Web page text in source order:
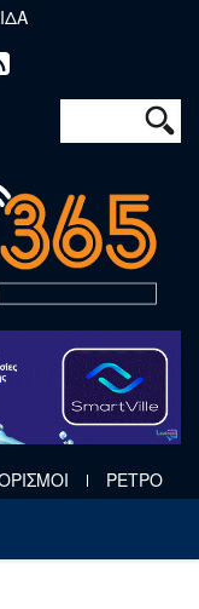
Φόρμα
Αναζήτηση
ΡΕΤΡΟ